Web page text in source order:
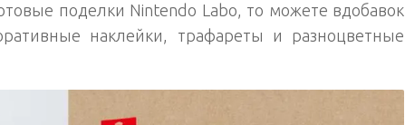
поделки Nintendo Labo, то можете вдобавок
наклейки, трафареты и разноцветные